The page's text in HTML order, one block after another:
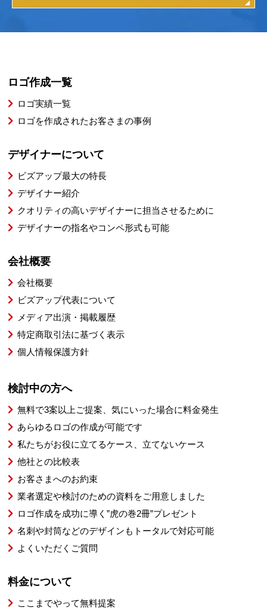
ロゴ作成一覧
ロゴ実績一覧
ロゴを作成されたお客さまの事例
デザイナーについて
ビズアップ最大の特長
デザイナー紹介
クオリティの高いデザイナーに担当させるために
デザイナーの指名やコンペ形式も可能
会社概要
会社概要
ビズアップ代表について
メディア出演・掲載履歴
特定商取引法に基づく表示
個人情報保護方針
検討中の方へ
無料で3案以上ご提案、気にいった場合に料金発生
あらゆるロゴの作成が可能です
私たちがお役に立てるケース、立てないケース
他社との比較表
お客さまへのお約束
業者選定や検討のための資料をご用意しました
ロゴ作成を成功に導く”虎の巻2冊”プレゼント
名刺や封筒などのデザインもトータルで対応可能
よくいただくご質問
料金について
ここまでやって無料提案